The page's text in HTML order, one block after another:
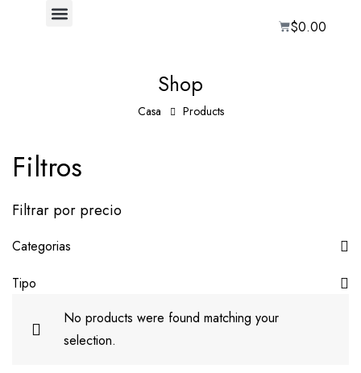
$0.00
Shop
Casa Products
Filtros
Filtrar por precio
Categorias
Tipo
No products were found matching your
selection.